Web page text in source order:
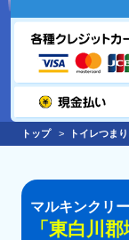
トップ トイレつま
マルキンクリー
「東白川郡